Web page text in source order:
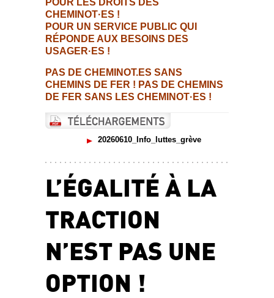
CHEMINOT·ES !
POUR UN SERVICE PUBLIC QUI
RÉPONDE AUX BESOINS DES
USAGER·ES !
PAS DE CHEMINOT.ES SANS
CHEMINS DE FER ! PAS DE CHEMINS
DE FER SANS LES CHEMINOT·ES !
20260610_Info_luttes_grève
L’ÉGALITÉ À LA
TRACTION
N’EST PAS UNE
OPTION !